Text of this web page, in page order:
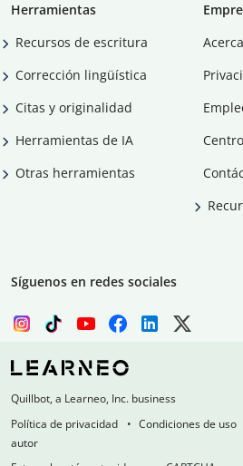
Herramientas
Recursos de escritura
Corrección lingüística
Citas y originalidad
Herramientas de IA
Otras herramientas
Síguenos en redes sociales
Quillbot, a Learneo, Inc. business
Política de privacidad
Condiciones de uso
autor